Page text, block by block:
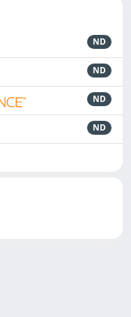
ND
ND
ND
ND